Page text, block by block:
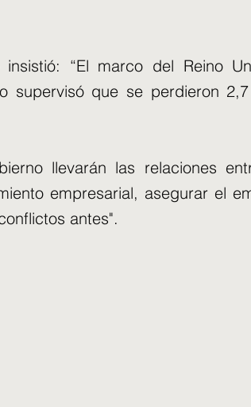
“El marco del Reino
supervisó que se perdieron
llevarán las relaciones
empresarial, asegurar el
antes".